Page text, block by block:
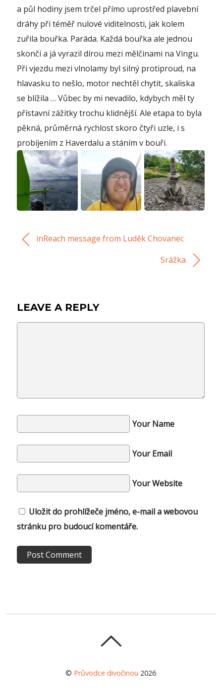
a půl hodiny jsem trčel přímo uprostřed plavební
dráhy při téměř nulové viditelnosti, jak kolem
zuřila bouřka. Paráda. Každá bouřka ale jednou
skončí a já vyrazil dírou mezi mělčinami na Vingu.
Při vjezdu mezi vlnolamy byl silný protiproud, na
hlavasku to nešlo, motor nechtěl chytit, skaliska
se blížila … Vůbec by mi nevadilo, kdybych měl ty
přístavní zážitky trochu klidnější. Ale etapa to byla
pěkná, průměrná rychlost skoro čtyři uzle, i s
probíjením z Haverdalu a stáním v bouři.
inReach message from Luděk Chovanec
Srážka
LEAVE A REPLY
Your Name
Your Email
Your Website
Uložit do prohlížeče jméno, e-mail a webovou
stránku pro budoucí komentáře.
© Průvodce divočinou 2026